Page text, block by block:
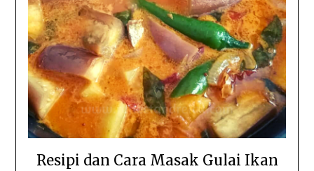
Resipi dan Cara Masak Gulai Ikan